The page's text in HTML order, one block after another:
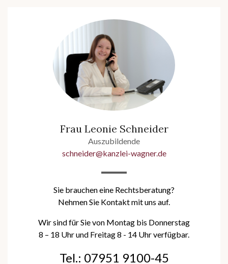
Frau Leonie Schneider
Auszubildende
schneider@kanzlei-wagner.de
Sie brauchen eine Rechtsberatung?
Nehmen Sie Kontakt mit uns auf.
Wir sind für Sie von Montag bis Donnerstag
8 – 18 Uhr und Freitag 8 - 14 Uhr verfügbar.
Tel.: 07951 9100-45